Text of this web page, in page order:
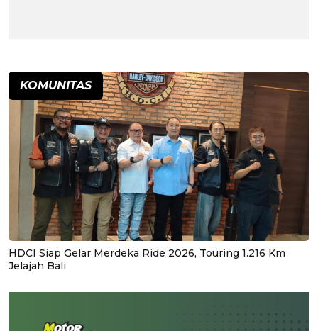
KOMUNITAS
HDCI Siap Gelar Merdeka Ride 2026, Touring 1.216 Km
Jelajah Bali